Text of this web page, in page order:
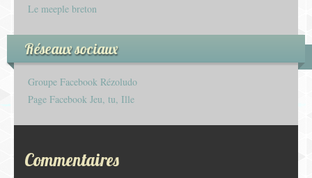
Le meeple breton
Réseaux sociaux
Groupe Facebook Rézoludo
Page Facebook Jeu, tu, Ille
Commentaires